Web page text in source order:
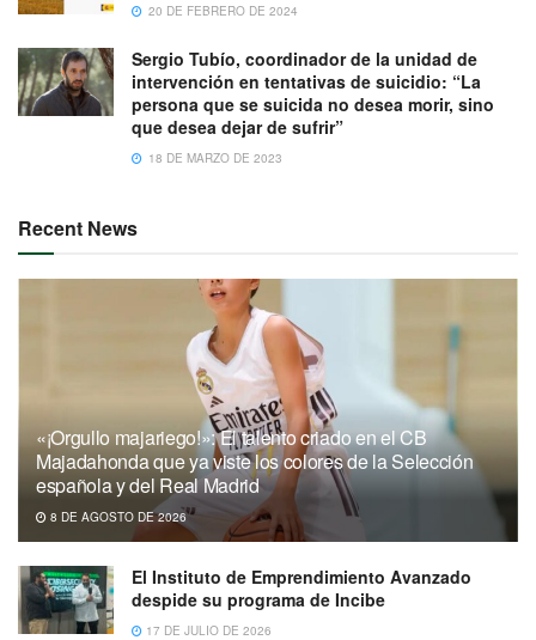
20 DE FEBRERO DE 2024
Sergio Tubío, coordinador de la unidad de
intervención en tentativas de suicidio: “La
persona que se suicida no desea morir, sino
que desea dejar de sufrir”
18 DE MARZO DE 2023
Recent News
«¡Orgullo majariego!»: El talento criado en el CB
Majadahonda que ya viste los colores de la Selección
española y del Real Madrid
8 DE AGOSTO DE 2026
El Instituto de Emprendimiento Avanzado
despide su programa de Incibe
17 DE JULIO DE 2026